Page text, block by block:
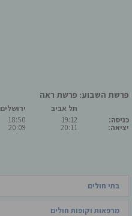
פרשת השבוע: פרשת ראה
כניסה:
יציאה:
תל אביב
19:12
20:11
ירושלים
18:50
20:09
בתי חולים
מרפאות וקופות חולים